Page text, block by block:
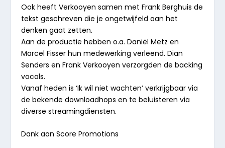
Ook heeft Verkooyen samen met Frank Berghuis de
tekst geschreven die je ongetwijfeld aan het
denken gaat zetten.
Aan de productie hebben o.a. Daniël Metz en
Marcel Fisser hun medewerking verleend. Dian
Senders en Frank Verkooyen verzorgden de backing
vocals.
Vanaf heden is ‘Ik wil niet wachten’ verkrijgbaar via
de bekende downloadhops en te beluisteren via
diverse streamingdiensten.
Dank aan Score Promotions